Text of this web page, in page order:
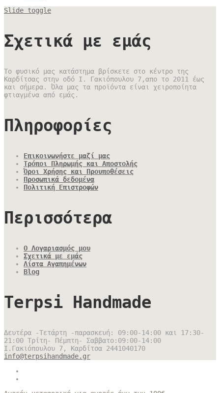
Slide toggle
Σχετικά με εμάς
Το φυσικό μας κατάστημα βρίσκετε στο κέντρο της
Καρδίτσας στην οδό Ι. Γακιόπουλου 7,απο το 2011 έως
και σήμερα. Όλα μας τα προϊόντα είναι χειροποίητα
φτιαγμένα από εμάς.
Πληροφορίες
Επικοινωνήστε μαζί μας
Τρόποι Πληρωμής και Αποστολής
Όροι Χρήσης και Προυποθέσεις
Προσωπικά δεδομένα
Πολιτική Επιστροφών
Περισσότερα
Ο Λογαριασμός μου
Σχετικά με εμάς
Λίστα Αγαπημένων
Blog
Terpsi Handmade
Δευτέρα -Τετάρτη -παρασκευή: 09:00-14:00 και 17:30-
21:00 Τρίτη- Πέμπτη- Σαββατο:09:00-14:00
Ι.Γακιόπουλου 7, Καρδίτσα 2441040170
info@terpsihandmade.gr